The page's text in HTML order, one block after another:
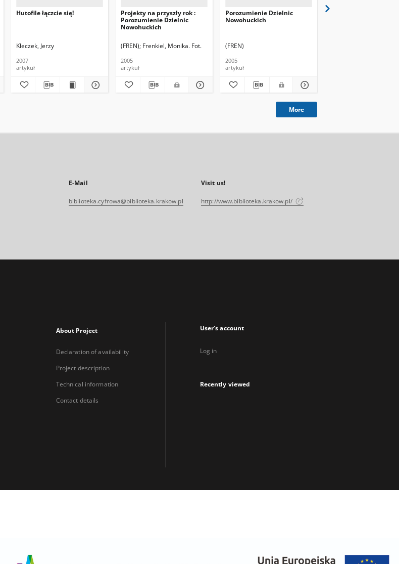
Rozm.
Hutofile łączcie się!
Kłeczek, Jerzy
2007
artykuł
Projekty na przyszły rok :
Porozumienie Dzielnic
Nowohuckich
(FREN) Frenkiel, Monika. Fot.
2005
artykuł
Porozumienie Dzielnic
Nowohuckich
(FREN)
2005
artykuł
More
E-Mail
biblioteka.cyfrowa@biblioteka.krakow.pl
Visit us!
http://www.biblioteka.krakow.pl/
About Project
Declaration of availability
Project description
Technical information
Contact details
User's account
Log in
Recently viewed